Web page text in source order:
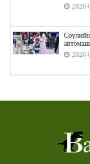
2026-
2026-